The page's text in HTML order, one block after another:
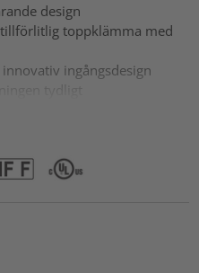
design
toppklämma med
ingångsdesign